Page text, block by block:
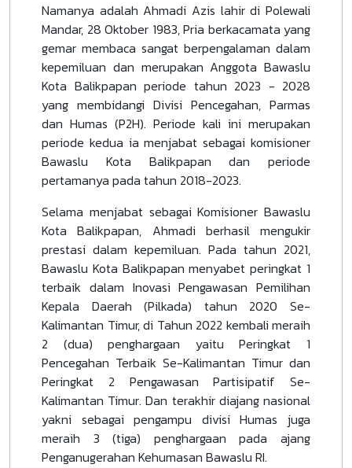
Namanya adalah Ahmadi Azis lahir di Polewali
Mandar, 28 Oktober 1983, Pria berkacamata yang
gemar membaca sangat berpengalaman dalam
kepemiluan dan merupakan Anggota Bawaslu
Kota Balikpapan periode tahun 2023 - 2028
yang membidangi Divisi Pencegahan, Parmas
dan Humas (P2H). Periode kali ini merupakan
periode kedua ia menjabat sebagai komisioner
Bawaslu Kota Balikpapan dan periode
pertamanya pada tahun 2018-2023.
Selama menjabat sebagai Komisioner Bawaslu
Kota Balikpapan, Ahmadi berhasil mengukir
prestasi dalam kepemiluan. Pada tahun 2021,
Bawaslu Kota Balikpapan menyabet peringkat 1
terbaik dalam Inovasi Pengawasan Pemilihan
Kepala Daerah (Pilkada) tahun 2020 Se-
Kalimantan Timur, di Tahun 2022 kembali meraih
2 (dua) penghargaan yaitu Peringkat 1
Pencegahan Terbaik Se-Kalimantan Timur dan
Peringkat 2 Pengawasan Partisipatif Se-
Kalimantan Timur. Dan terakhir diajang nasional
yakni sebagai pengampu divisi Humas juga
meraih 3 (tiga) penghargaan pada ajang
Penganugerahan Kehumasan Bawaslu RI.